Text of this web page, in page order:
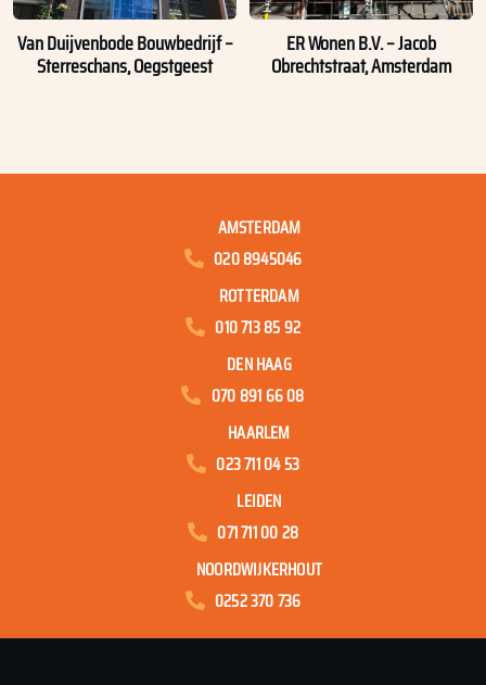
Van Duijvenbode Bouwbedrijf –
Sterreschans, Oegstgeest
ER Wonen B.V. – Jacob
Obrechtstraat, Amsterdam
AMSTERDAM
020 8945046
ROTTERDAM
010 713 85 92
DEN HAAG
070 891 66 08
HAARLEM
023 711 04 53
LEIDEN
071 711 00 28
NOORDWIJKERHOUT
0252 370 736